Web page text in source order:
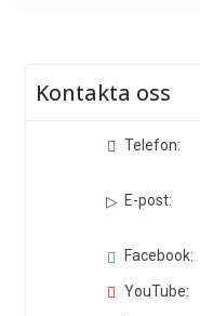
Kontakta oss
Telefon:
E-post:
Facebook:
YouTube: